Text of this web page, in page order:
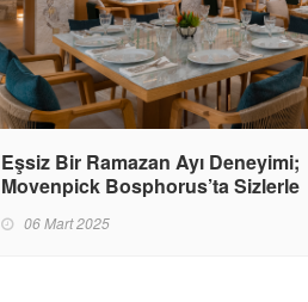
Eşsiz Bir Ramazan Ayı Deneyimi;
Movenpick Bosphorus’ta Sizlerle
06 Mart 2025